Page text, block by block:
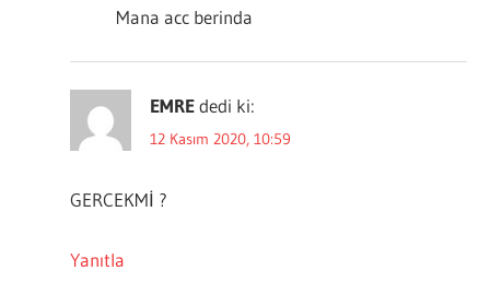
Mana acc berinda
EMRE dedi ki:
12 Kasım 2020, 10:59
GERCEKMİ ?
Yanıtla